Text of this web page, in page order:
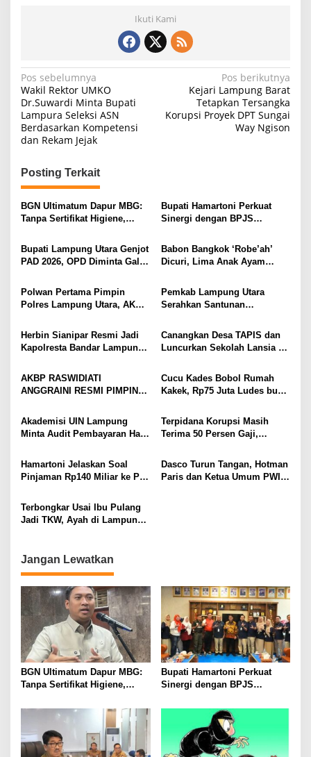
Ikuti Kami
N
a
v
i
a
s
i
o
Pos sebelumnya
Wakil Rektor UMKO
Dr.Suwardi Minta Bupati
Lampura Seleksi ASN
Berdasarkan Kompetensi
dan Rekam Jejak
Pos berikutnya
Kejari Lampung Barat
Tetapkan Tersangka
Korupsi Proyek DPT Sungai
Way Ngison
Posting Terkait
BGN Ultimatum Dapur MBG:
Tanpa Sertifikat Higiene,
Bupati Hamartoni Perkuat
Sinergi dengan BPJS
Kesehatan Makin Cepat dan
Mudah
Bupati Lampung Utara Genjot
PAD 2026, OPD Diminta Gali
hingga Optimalkan PBB-P2
Babon Bangkok ‘Robe’ah’
Dicuri, Lima Anak Ayam
Gang Jalaba Kotabumi Heboh
Polwan Pertama Pimpin
Polres Lampung Utara, AKBP
Pedang Pora
Pemkab Lampung Utara
Serahkan Santunan
Korban Kebakaran
Herbin Sianipar Resmi Jadi
Kapolresta Bandar Lampung,
Prioritas
Canangkan Desa TAPIS dan
Luncurkan Sekolah Lansia di
TP PKK Lampung Dorong
Pembangunan SDM Dimulai
dari Desa
AKBP RASWIDIATI
ANGGRAINI RESMI PIMPIN
BAWA KOMITMEN PERKUAT
KAMTIBMAS DAN
PELAYANAN PRESISI
Cucu Kades Bobol Rumah
Kakek, Rp75 Juta Ludes buat
Ditembak Polisi
Akademisi UIN Lampung
Minta Audit Pembayaran Hak
Kepastian Hukum Tak Boleh
Berlarut
Terpidana Korupsi Masih
Terima 50 Persen Gaji,
Tunggu Keputusan BKN
Hamartoni Jelaskan Soal
Pinjaman Rp140 Miliar ke PT
Perbaikan Jalan Butuh Waktu
Bertahun-tahun
Dasco Turun Tangan, Hotman
Paris dan Ketua Umum PWI
Terbongkar Usai Ibu Pulang
Jadi TKW, Ayah di Lampung
Tahun, Nyaris Diamuk Massa
Jangan Lewatkan
BGN Ultimatum Dapur MBG:
Tanpa Sertifikat Higiene,
Bupati Hamartoni Perkuat
Sinergi dengan BPJS
Kesehatan Makin Cepat dan